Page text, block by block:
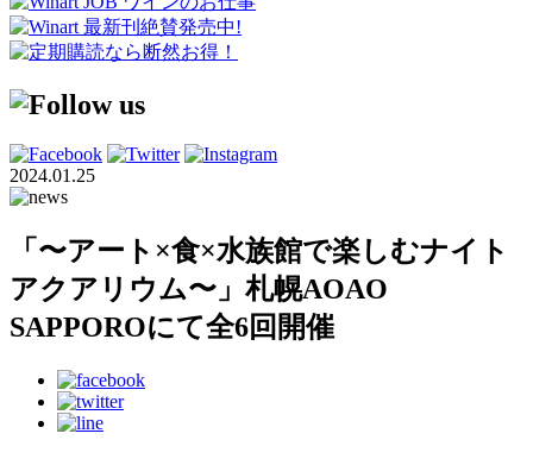
2024.01.25
「〜アート×食×水族館で楽しむナイト
アクアリウム〜」札幌AOAO
SAPPOROにて全6回開催